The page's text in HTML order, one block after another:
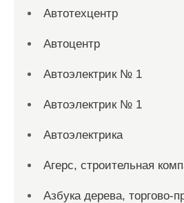
Автотехцентр
Автоцентр
Автоэлектрик № 1
Автоэлектрик № 1
Автоэлектрика
Агерс, строительная
Азбука дерева, торгово-